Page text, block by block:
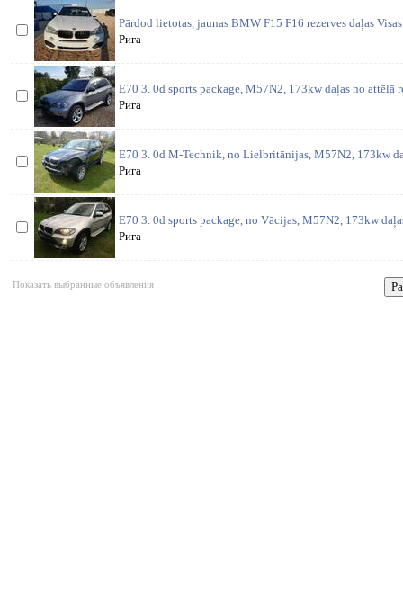
Pārdod lietotas, jaunas BMW F15 F16 rezerves daļas
Рига
E70 3. 0d sports package, M57N2, 173kw daļas no attēlā
Рига
E70 3. 0d M-Technik, no Lielbritānijas, M57N2, 173kw
Рига
E70 3. 0d sports package, no Vācijas, M57N2, 173kw
Рига
Показать выбранные объявления